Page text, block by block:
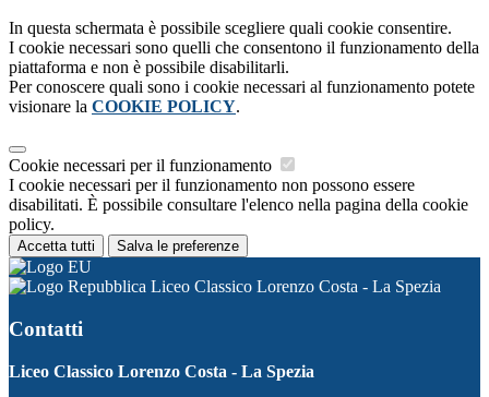
In questa schermata è possibile scegliere quali cookie consentire.
I cookie necessari sono quelli che consentono il funzionamento della
piattaforma e non è possibile disabilitarli.
Per conoscere quali sono i cookie necessari al funzionamento potete
visionare la COOKIE POLICY.
Cookie necessari per il funzionamento
I cookie necessari per il funzionamento non possono essere
disabilitati. È possibile consultare l'elenco nella pagina della cookie
policy.
Accetta tutti Salva le preferenze
Liceo Classico Lorenzo Costa - La Spezia
Contatti
Liceo Classico Lorenzo Costa - La Spezia